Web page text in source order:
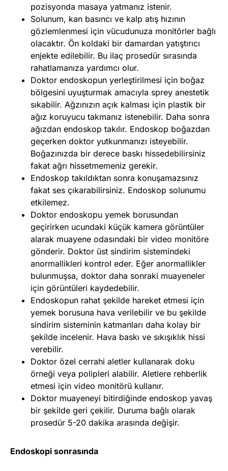
pozisyonda masaya yatmanız istenir.
Solunum, kan basıncı ve kalp atış hızının
gözlemlenmesi için vücudunuza monitörler bağlı
olacaktır. Ön koldaki bir damardan yatıştırıcı
enjekte edilebilir. Bu ilaç prosedür sırasında
rahatlamanıza yardımcı olur.
Doktor endoskopun yerleştirilmesi için boğaz
bölgesini uyuşturmak amacıyla sprey anestetik
sıkabilir. Ağzınızın açık kalması için plastik bir
ağız koruyucu takmanız istenebilir. Daha sonra
ağızdan endoskop takılır. Endoskop boğazdan
geçerken doktor yutkunmanızı isteyebilir.
Boğazınızda bir derece baskı hissedebilirsiniz
fakat ağrı hissetmemeniz gerekir.
Endoskop takıldıktan sonra konuşamazsınız
fakat ses çıkarabilirsiniz. Endoskop solunumu
etkilemez.
Doktor endoskopu yemek borusundan
geçirirken ucundaki küçük kamera görüntüler
alarak muayene odasındaki bir video monitöre
gönderir. Doktor üst sindirim sistemindeki
anormallikleri kontrol eder. Eğer anormallikler
bulunmuşsa, doktor daha sonraki muayeneler
için görüntüleri kaydedebilir.
Endoskopun rahat şekilde hareket etmesi için
yemek borusuna hava verilebilir ve bu şekilde
sindirim sisteminin katmanları daha kolay bir
şekilde incelenir. Hava baskı ve sıkışıklık hissi
verebilir.
Doktor özel cerrahi aletler kullanarak doku
örneği veya polipleri alabilir. Aletlere rehberlik
etmesi için video monitörü kullanır.
Doktor muayeneyi bitirdiğinde endoskop yavaş
bir şekilde geri çekilir. Duruma bağlı olarak
prosedür 5-20 dakika arasında değişir.
Endoskopi sonrasında